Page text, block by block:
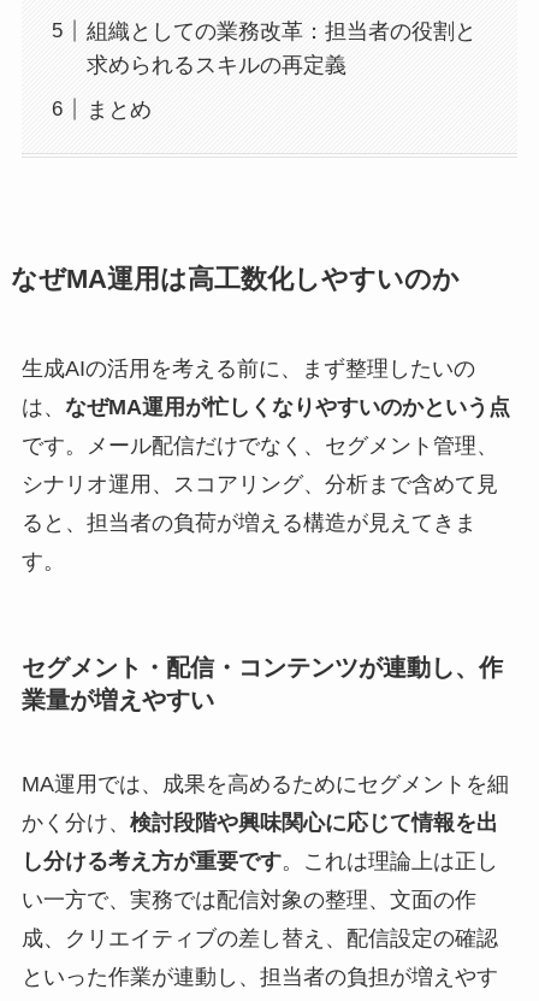
組織としての業務改革：担当者の役割と
求められるスキルの再定義
まとめ
なぜMA運用は高工数化しやすいのか
生成AIの活用を考える前に、まず整理したいの
は、 なぜMA運用が忙しくなりやすいのかという点
です。メール配信だけでなく、セグメント管理、
シナリオ運用、スコアリング、分析まで含めて見
ると、担当者の負荷が増える構造が見えてきま
す。
セグメント・配信・コンテンツが連動し、作
業量が増えやすい
MA運用では、成果を高めるためにセグメントを細
かく分け、 検討段階や興味関心に応じて情報を出
し分ける考え方が重要です。これは理論上は正し
い一方で、実務では配信対象の整理、文面の作
成、クリエイティブの差し替え、配信設定の確認
といった作業が連動し、担当者の負担が増えやす